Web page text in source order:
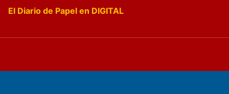
El Diario de Papel en DIGITAL